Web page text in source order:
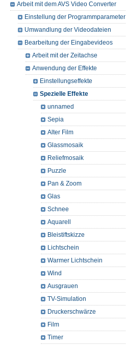
Arbeit mit dem AVS Video Converter
Einstellung der Programmparameter
Umwandlung der Videodateien
Bearbeitung der Eingabevideos
Arbeit mit der Zeitachse
Anwendung der Effekte
Einstellungseffekte
Spezielle Effekte
unnamed
Sepia
Alter Film
Glassmosaik
Reliefmosaik
Puzzle
Pan & Zoom
Glas
Schnee
Aquarell
Bleistiftskizze
Lichtschein
Warmer Lichtschein
Wind
Ausgrauen
TV-Simulation
Druckerschwärze
Film
Timer